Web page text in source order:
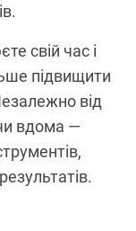
свій час і
підвищити
від
вдома —